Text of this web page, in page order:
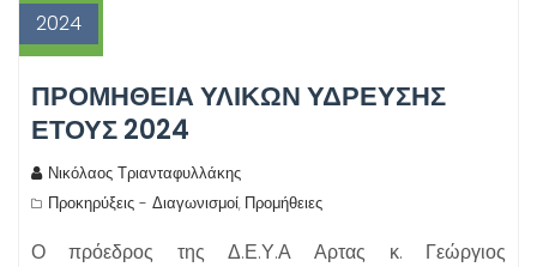
2024
ΠΡΟΜΗΘΕΙΑ ΥΛΙΚΩΝ ΥΔΡΕΥΣΗΣ
ΕΤΟΥΣ 2024
Νικόλαος Τριανταφυλλάκης
Προκηρύξεις - Διαγωνισμοί, Προμήθειες
Ο πρόεδρος της Δ.Ε.Υ.Α Αρτας κ. Γεώργιος